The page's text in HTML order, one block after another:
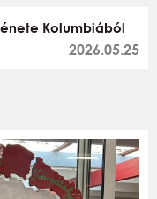
Kolumbiából
2026.05.25